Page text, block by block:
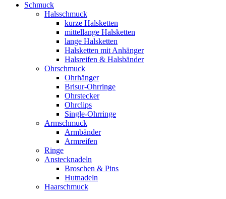
Schmuck
Halsschmuck
kurze Halsketten
mittellange Halsketten
lange Halsketten
Halsketten mit Anhänger
Halsreifen & Halsbänder
Ohrschmuck
Ohrhänger
Brisur-Ohrringe
Ohrstecker
Ohrclips
Single-Ohrringe
Armschmuck
Armbänder
Armreifen
Ringe
Anstecknadeln
Broschen & Pins
Hutnadeln
Haarschmuck